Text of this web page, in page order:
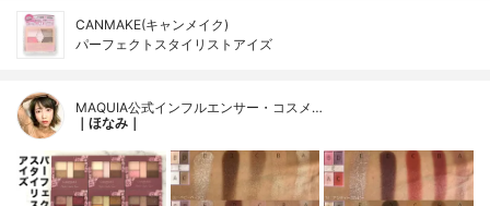
CANMAKE(キャンメイク)
パーフェクトスタイリストアイズ
MAQUIA公式インフルエンサー・コスメ…
｜ほなみ｜